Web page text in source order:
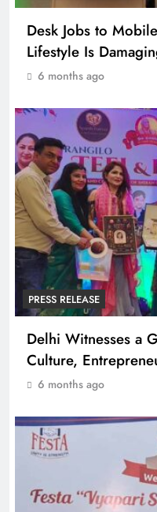
Desk Jobs to
Lifestyle Is
6 months ago
PRESS RELEASE
Delhi Witnesses a
Culture,
6 months ago